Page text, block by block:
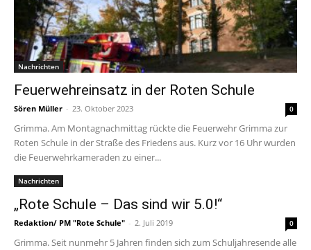
Nachrichten
Feuerwehreinsatz in der Roten Schule
Sören Müller - 23. Oktober 2023 0
Grimma. Am Montagnachmittag rückte die Feuerwehr Grimma zur
Roten Schule in der Straße des Friedens aus. Kurz vor 16 Uhr wurden
die Feuerwehrkameraden zu einer...
Nachrichten
„Rote Schule – Das sind wir 5.0!“
Redaktion/ PM "Rote Schule" - 2. Juli 2019 0
Grimma. Seit nunmehr 5 Jahren finden sich zum Schuljahresende alle